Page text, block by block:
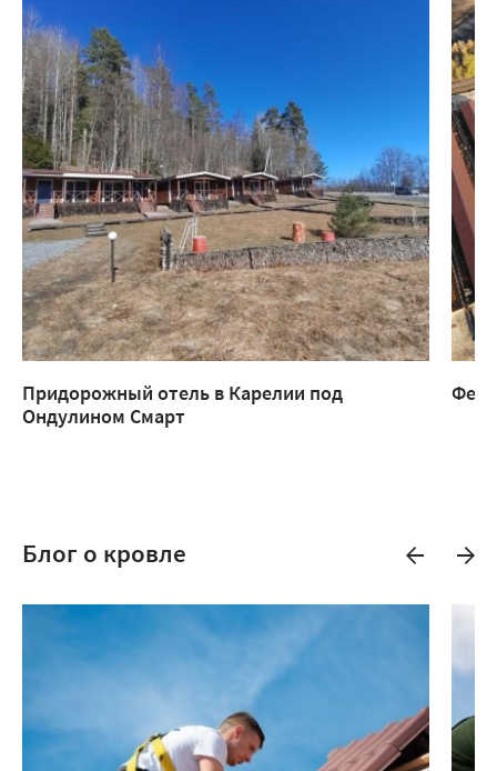
Придорожный отель в Карелии под
Ондулином Смарт
Блог о кровле